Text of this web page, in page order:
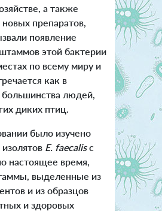
а также
новых препаратов,
появление
этой бактерии
по всему миру и
как в
людей,
диких птиц.
было изучено
E. faecalisс
настоящее время,
выделенные из
и из образцов
и здоровых